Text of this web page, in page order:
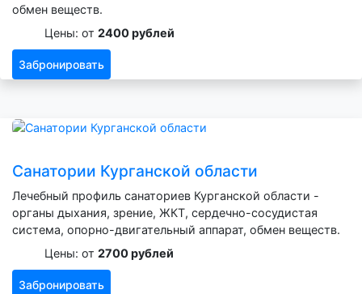
обмен веществ.
Цены: от 2400 рублей
Забронировать
Санатории Курганской области
Лечебный профиль санаториев Курганской области -
органы дыхания, зрение, ЖКТ, сердечно-сосудистая
система, опорно-двигательный аппарат, обмен веществ.
Цены: от 2700 рублей
Забронировать